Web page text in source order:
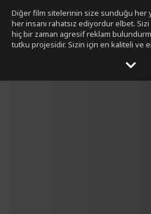
Diğer film sitelerinin size sunduğu her
her insanı rahatsız ediyordur elbet.
hiç bir zaman agresif reklam
tutku projesidir. Sizin için en kaliteli ve